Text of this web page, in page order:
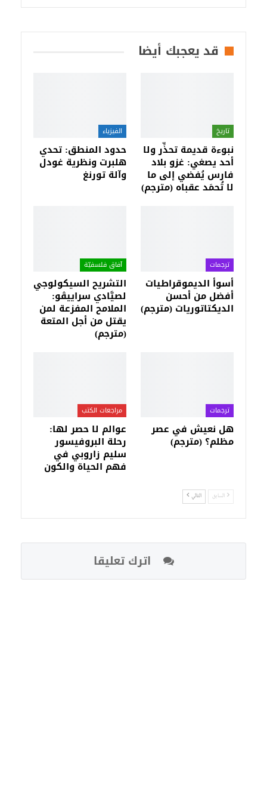
قد يعجبك أيضا
تاريخ
نبوءة قديمة تحذِّر ولا
أحد يصغي: غزو بلاد
فارس يُفضي إلى ما
لا تُحمَد عقباه (مترجم)
الفيزياء
حدود المنطق: تحدي
هلبرت ونظرية غودل
وآلة تورنغ
ترجمات
أسوأ الديموقراطيات
أفضل من أحسن
الديكتاتوريات (مترجم)
آفاق فلسفيّة‎
التشريح السيكولوجي
لصيَّادي سراييڤو:
الملامح المفزعة لمن
يقتل من أجل المتعة
(مترجم)
ترجمات
هل نعيش في عصر
مظلم؟ (مترجم)
مراجعات الكتب
عوالم لا حصر لها:
رحلة البروفيسور
سليم زاروبي في
فهم الحياة والكون
السابق التالي
اترك تعليقا